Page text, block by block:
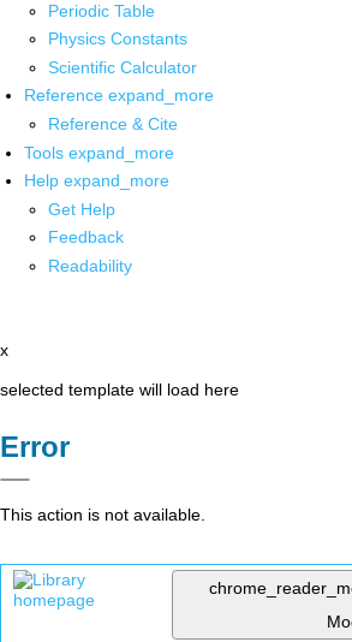
Periodic Table
Physics Constants
Scientific Calculator
Reference expand_more
Reference & Cite
Tools expand_more
Help expand_more
Get Help
Feedback
Readability
x
selected template will load here
Error
This action is not available.